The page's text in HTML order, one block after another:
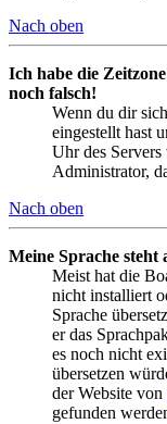
Nach oben
Ich habe die
noch falsch!
Wenn du dir
eingestellt hast
Uhr des
Administrator,
Nach oben
Meine Sprache
Meist hat die
nicht installiert
Sprache
er das
es noch nicht
übersetzen
der Website von
gefunden